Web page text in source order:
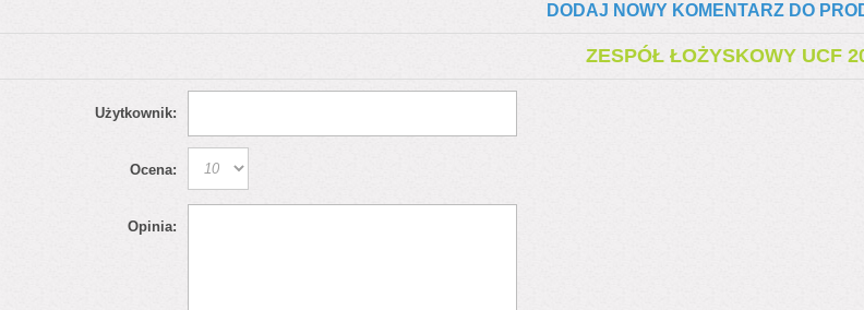
DODAJ NOWY KOMENTARZ DO
ZESPÓŁ ŁOŻYSKOWY UCF
Użytkownik:
Ocena:
Opinia: